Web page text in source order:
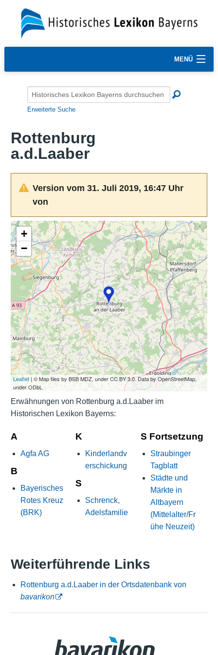
MENÜ
Erweiterte Suche
Rottenburg
a.d.Laaber
Version vom 31. Juli 2019, 16:47 Uhr
von
+
−
Leaflet| © Map tiles by BSB MDZ, under CC BY 3.0. Data by OpenStreetMap,
under ODbL
Erwähnungen von Rottenburg a.d.Laaber im
Historischen Lexikon Bayerns:
A
Agfa AG
B
Bayerisches
Rotes Kreuz
(BRK)
K
Kinderlandv
erschickung
S
Schrenck,
Adelsfamilie
S Fortsetzung
Straubinger
Tagblatt
Städte und
Märkte in
Altbayern
(Mittelalter/Fr
ühe Neuzeit)
Weiterführende Links
Rottenburg a.d.Laaber in der Ortsdatenbank von
bavarikon